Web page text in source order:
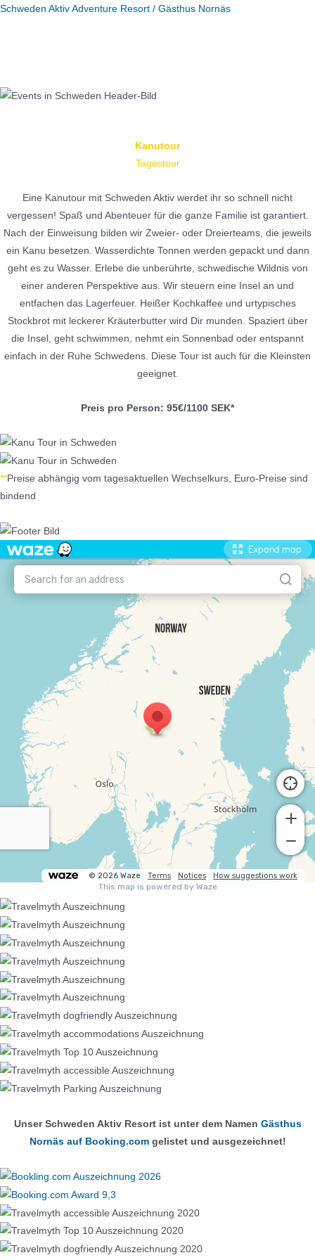
Zum
Schweden Aktiv Adventure Resort / Gästhus Nornäs
Kanutour
Tagestour
Eine Kanutour mit Schweden Aktiv werdet ihr so schnell nicht
vergessen! Spaß und Abenteuer für die ganze Familie ist garantiert.
Nach der Einweisung bilden wir Zweier- oder Dreierteams, die jeweils
ein Kanu besetzen. Wasserdichte Tonnen werden gepackt und dann
geht es zu Wasser. Erlebe die unberührte, schwedische Wildnis von
einer anderen Perspektive aus. Wir steuern eine Insel an und
entfachen das Lagerfeuer. Heißer Kochkaffee und urtypisches
Stockbrot mit leckerer Kräuterbutter wird Dir munden. Spaziert über
die Insel, geht schwimmen, nehmt ein Sonnenbad oder entspannt
einfach in der Ruhe Schwedens. Diese Tour ist auch für die Kleinsten
geeignet.
Preis pro Person: 95€/1100 SEK*
**Preise abhängig vom tagesaktuellen Wechselkurs, Euro-Preise sind
bindend
Unser Schweden Aktiv Resort ist unter dem Namen Gästhus
Nornäs auf Booking.comgelistet und ausgezeichnet!